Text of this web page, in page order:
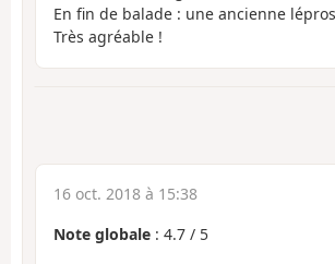
En fin de balade : une ancienne
Très agréable !
16 oct. 2018 à 15:38
Note globale : 4.7 / 5